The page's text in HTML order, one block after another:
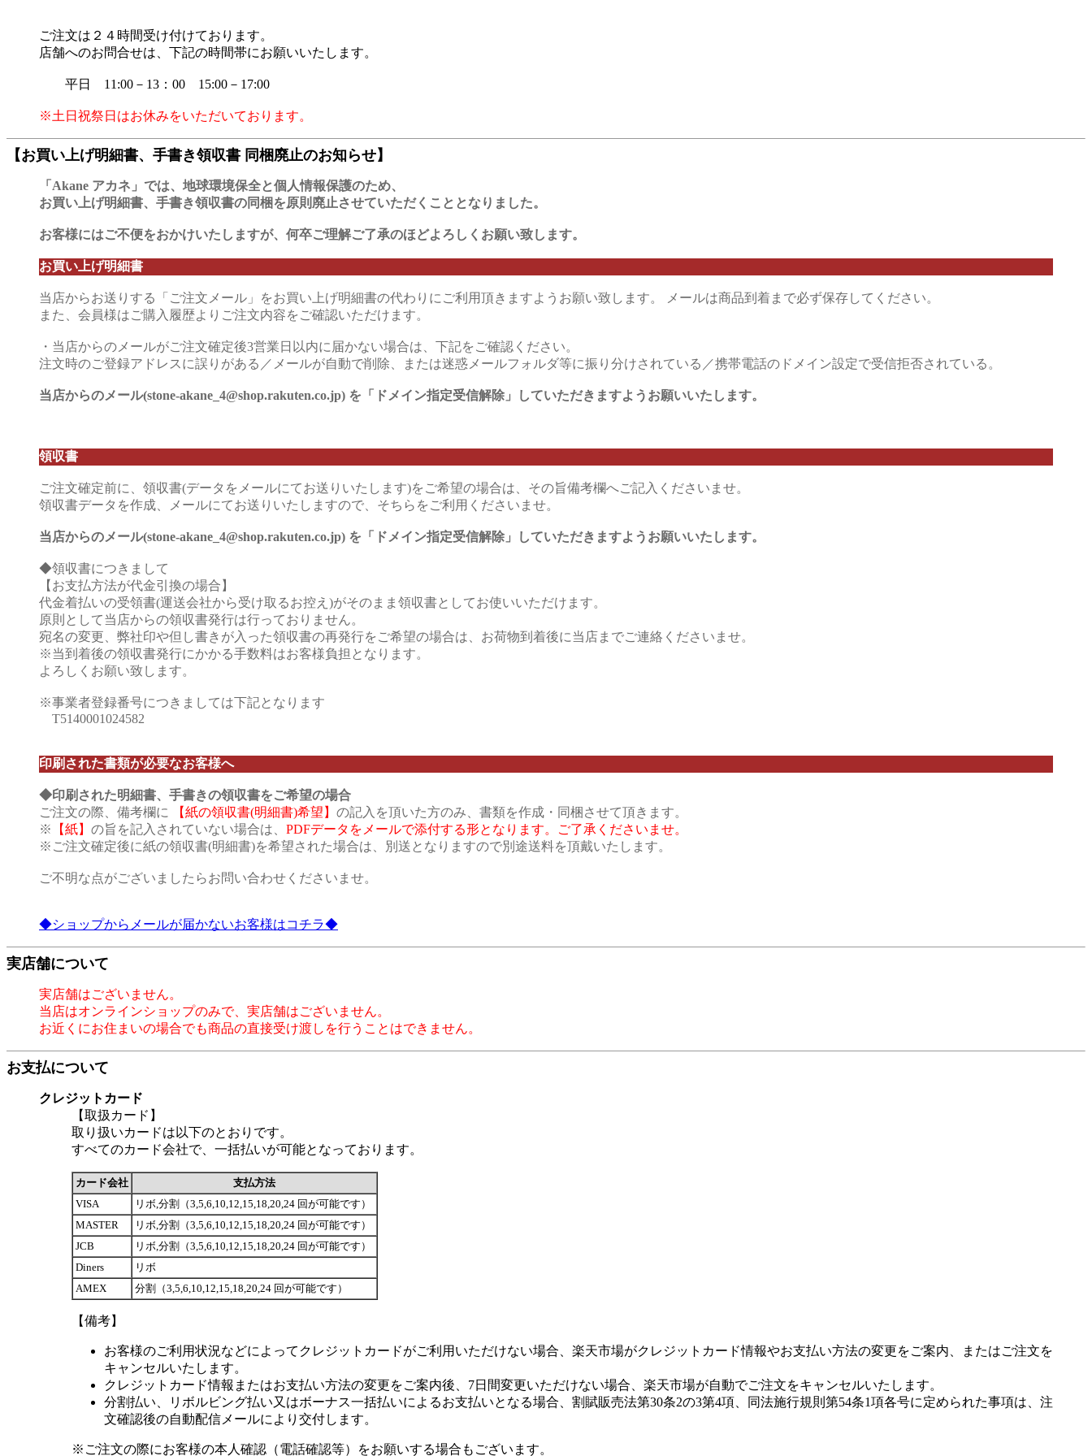
ご注文は２４時間受け付けております。
店舗へのお問合せは、下記の時間帯にお願いいたします。
平日 11:00－13：00 15:00－17:00
※土日祝祭日はお休みをいただいております。
【お買い上げ明細書、手書き領収書 同梱廃止のお知らせ】
「Akane アカネ」では、地球環境保全と個人情報保護のため、
お買い上げ明細書、手書き領収書の同梱を原則廃止させていただくこととなりました。
お客様にはご不便をおかけいたしますが、何卒ご理解ご了承のほどよろしくお願い致します。
お買い上げ明細書
当店からお送りする「ご注文メール」をお買い上げ明細書の代わりにご利用頂きますようお願い致します。 メールは商品到着まで必ず保存してください。
また、会員様はご購入履歴よりご注文内容をご確認いただけます。
・当店からのメールがご注文確定後3営業日以内に届かない場合は、下記をご確認ください。
注文時のご登録アドレスに誤りがある／メールが自動で削除、または迷惑メールフォルダ等に振り分けされている／携帯電話のドメイン設定で受信拒否されている。
当店からのメール(stone-akane_4@shop.rakuten.co.jp) を「ドメイン指定受信解除」していただきますようお願いいたします。
領収書
ご注文確定前に、領収書(データをメールにてお送りいたします)をご希望の場合は、その旨備考欄へご記入くださいませ。
領収書データを作成、メールにてお送りいたしますので、そちらをご利用くださいませ。
当店からのメール(stone-akane_4@shop.rakuten.co.jp) を「ドメイン指定受信解除」していただきますようお願いいたします。
◆領収書につきまして
【お支払方法が代金引換の場合】
代金着払いの受領書(運送会社から受け取るお控え)がそのまま領収書としてお使いいただけます。
原則として当店からの領収書発行は行っておりません。
宛名の変更、弊社印や但し書きが入った領収書の再発行をご希望の場合は、お荷物到着後に当店までご連絡くださいませ。
※当到着後の領収書発行にかかる手数料はお客様負担となります。
よろしくお願い致します。
※事業者登録番号につきましては下記となります
T5140001024582
印刷された書類が必要なお客様へ
◆印刷された明細書、手書きの領収書をご希望の場合
ご注文の際、備考欄に
【紙の領収書(明細書)希望】 の記入を頂いた方のみ、書類を作成・同梱させて頂きます。
※
【紙】 の旨を記入されていない場合は、 PDFデータをメールで添付する形となります。ご了承くださいませ。
※ご注文確定後に紙の領収書(明細書)を希望された場合は、別送となりますので別途送料を頂戴いたします。
ご不明な点がございましたらお問い合わせくださいませ。
◆ショップからメールが届かないお客様はコチラ◆
実店舗について
実店舗はございません。
当店はオンラインショップのみで、実店舗はございません。
お近くにお住まいの場合でも商品の直接受け渡しを行うことはできません。
お支払について
クレジットカード
【取扱カード】
取り扱いカードは以下のとおりです。
すべてのカード会社で、一括払いが可能となっております。
カード会社
支払方法
VISA
リボ,分割（3,5,6,10,12,15,18,20,24 回が可能です）
MASTER
リボ,分割（3,5,6,10,12,15,18,20,24 回が可能です）
JCB
リボ,分割（3,5,6,10,12,15,18,20,24 回が可能です）
Diners
リボ
AMEX
分割（3,5,6,10,12,15,18,20,24 回が可能です）
【備考】
お客様のご利用状況などによってクレジットカードがご利用いただけない場合、楽天市場がクレジットカード情報やお支払い方法の変更をご案内、またはご注文を
キャンセルいたします。
クレジットカード情報またはお支払い方法の変更をご案内後、7日間変更いただけない場合、楽天市場が自動でご注文をキャンセルいたします。
分割払い、リボルビング払い又はボーナス一括払いによるお支払いとなる場合、割賦販売法第30条2の3第4項、同法施行規則第54条1項各号に定められた事項は、注
文確認後の自動配信メールにより交付します。
※ご注文の際にお客様の本人確認（電話確認等）をお願いする場合もございます。